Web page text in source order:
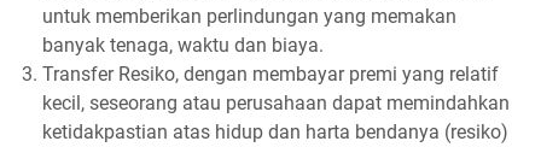
untuk memberikan perlindungan yang memakan
banyak tenaga, waktu dan biaya.
Transfer Resiko, dengan membayar premi yang relatif
kecil, seseorang atau perusahaan dapat memindahkan
ketidakpastian atas hidup dan harta bendanya (resiko)